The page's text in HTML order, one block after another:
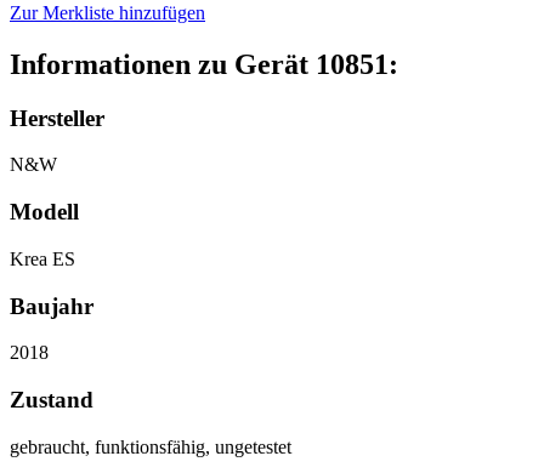
Zur Merkliste hinzufügen
Informationen zu Gerät 10851:
Hersteller
N&W
Modell
Krea ES
Baujahr
2018
Zustand
gebraucht, funktionsfähig, ungetestet